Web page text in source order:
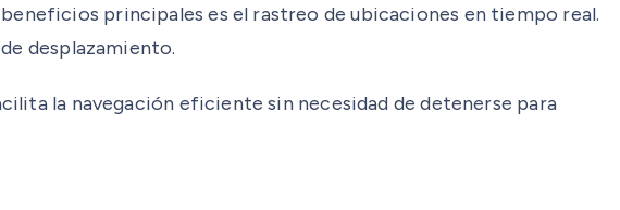
principales es el rastreo de ubicaciones en tiempo real.
desplazamiento.
la navegación eficiente sin necesidad de detenerse para